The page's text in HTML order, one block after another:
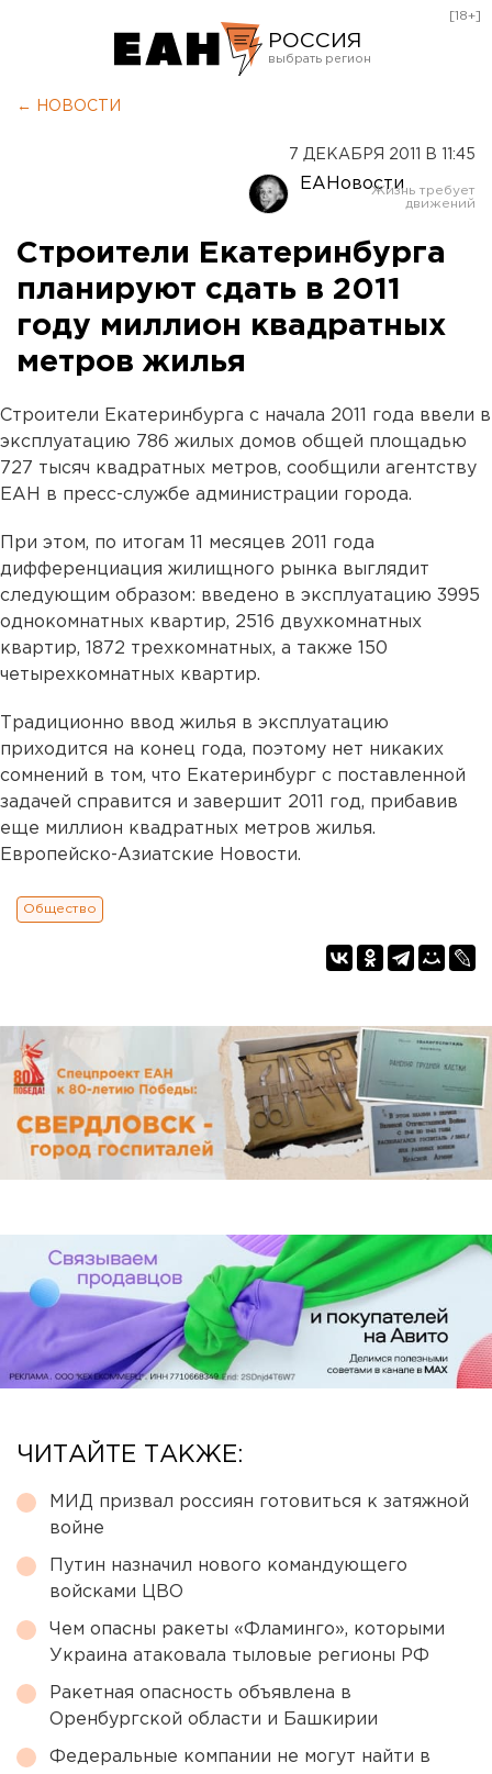
РОССИЯ
Оренбург
[18+]
← НОВОСТИ
7 ДЕКАБРЯ 2011 В 11:45
ЕАНовости
Строители Екатеринбурга
планируют сдать в 2011
году миллион квадратных
метров жилья
Строители Екатеринбурга с начала 2011 года ввели в
эксплуатацию 786 жилых домов общей площадью
727 тысяч квадратных метров, сообщили агентству
ЕАН в пресс-службе администрации города.
При этом, по итогам 11 месяцев 2011 года
дифференциация жилищного рынка выглядит
следующим образом: введено в эксплуатацию 3995
однокомнатных квартир, 2516 двухкомнатных
квартир, 1872 трехкомнатных, а также 150
четырехкомнатных квартир.
Традиционно ввод жилья в эксплуатацию
приходится на конец года, поэтому нет никаких
сомнений в том, что Екатеринбург с поставленной
задачей справится и завершит 2011 год, прибавив
еще миллион квадратных метров жилья.
Европейско-Азиатские Новости.
Общество
ЧИТАЙТЕ ТАКЖЕ:
МИД призвал россиян готовиться к затяжной
войне
Путин назначил нового командующего
войсками ЦВО
Чем опасны ракеты «Фламинго», которыми
Украина атаковала тыловые регионы РФ
Ракетная опасность объявлена в
Оренбургской области и Башкирии
Федеральные компании не могут найти в